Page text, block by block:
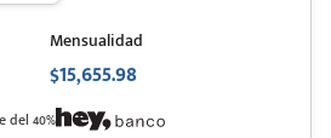
Mensualidad
$15,655.98
del 40%